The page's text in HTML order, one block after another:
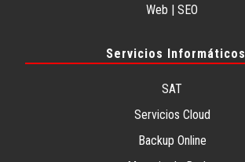
Web | SEO
Servicios Informáticos
SAT
Servicios Cloud
Backup Online